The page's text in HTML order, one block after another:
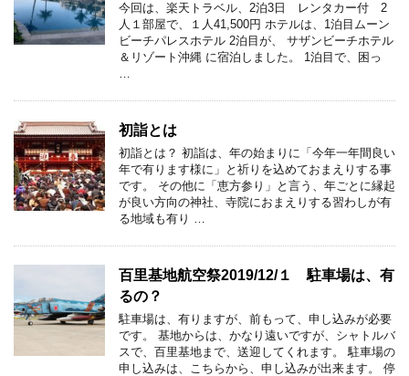
今回は、楽天トラベル、2泊3日 レンタカー付 2
人１部屋で、１人41,500円 ホテルは、1泊目ムーン
ビーチパレスホテル 2泊目が、 サザンビーチホテル
＆リゾート沖縄 に宿泊しました。 1泊目で、困っ
…
初詣とは
初詣とは？ 初詣は、年の始まりに「今年一年間良い
年で有ります様に」と祈りを込めておまえりする事
です。 その他に「恵方参り」と言う、年ごとに縁起
が良い方向の神社、寺院におまえりする習わしが有
る地域も有り …
百里基地航空祭2019/12/１ 駐車場は、有
るの？
駐車場は、有りますが、前もって、申し込みが必要
です。 基地からは、かなり遠いですが、シャトルバ
スで、百里基地まで、送迎してくれます。 駐車場の
申し込みは、こちらから、申し込みが出来ます。 停